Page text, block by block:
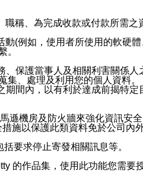
稱、為完成收款或付款所需
(例如，使用者所使用的軟硬
。
保護當事人及相關利害關係
、處理及利用您的個人資料。
間內，以有利於達成前揭特定
遜機房及防火牆來強化資訊安
施以保護此類資料免於公司內
要求停止寄發相關訊息等。
的作品集，使用此功能您需要